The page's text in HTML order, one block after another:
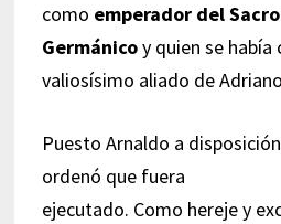
como emperador del
Germánicoy quien se había
valiosísimo aliado de
Puesto Arnaldo a
ordenó que fuera
ejecutado. Como hereje y